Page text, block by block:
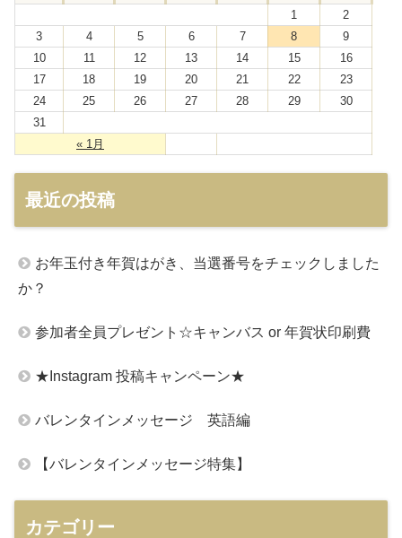
« 1月
1
2
3
4 5 6 7 8
9
10
11 12 13 14 15
16
17
18 19 20 21 22
23
24
25 26 27 28 29
30
31
最近の投稿
お年玉付き年賀はがき、当選番号をチェックしました
か？
参加者全員プレゼント☆キャンバス or 年賀状印刷費
★Instagram 投稿キャンペーン★
バレンタインメッセージ 英語編
【バレンタインメッセージ特集】
カテゴリー